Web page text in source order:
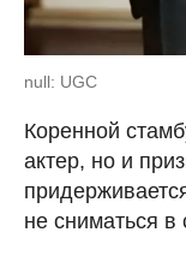
null: UGC
Коренной
актер, но и
не сниматься в